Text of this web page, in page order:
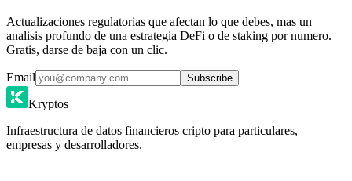
Actualizaciones regulatorias que afectan lo que debes, mas un
analisis profundo de una estrategia DeFi o de staking por numero.
Gratis, darse de baja con un clic.
Email Subscribe
Kryptos
Infraestructura de datos financieros cripto para particulares,
empresas y desarrolladores.